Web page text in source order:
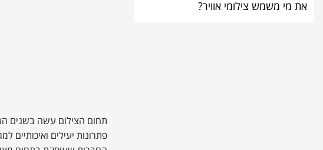
את מי משמש צילומי אוויר?
תחום הצילום עשה בשנים
פתרונות יעילים ואיכותיים